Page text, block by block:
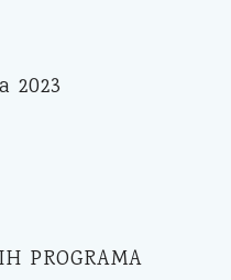
2023
PROGRAMA